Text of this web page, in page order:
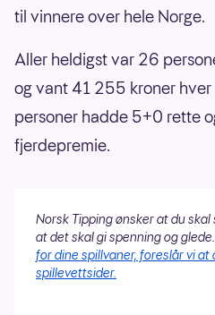
til vinnere over hele Norge.
Aller heldigst var 26
og vant 41 255 kroner
personer hadde 5+0 rette
fjerdepremie.
Norsk Tipping ønsker at du
at det skal gi spenning og glede.
for dine spillvaner, foreslår vi at
spillevettsider.